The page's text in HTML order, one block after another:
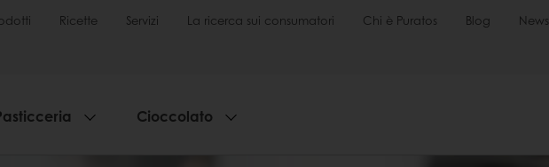
Ricette Servizi La ricerca sui consumatori Chi è Puratos Blog News
Cioccolato